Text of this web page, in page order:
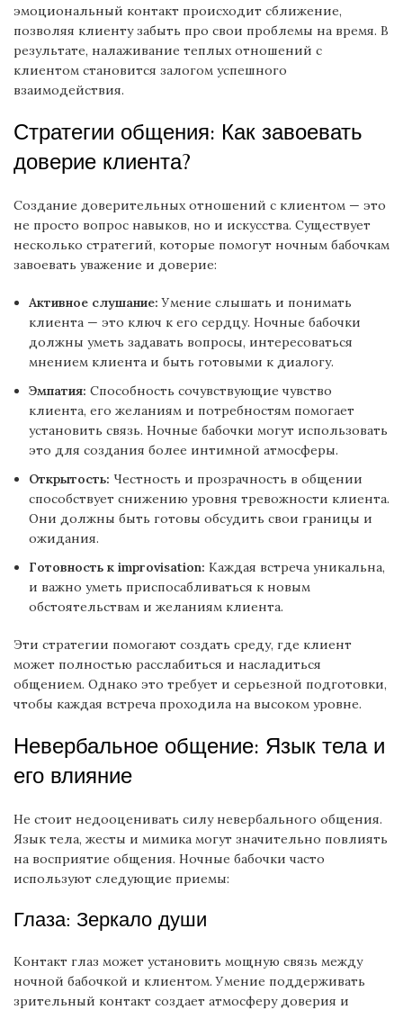
эмоциональный контакт происходит сближение,
позволяя клиенту забыть про свои проблемы на время. В
результате, налаживание теплых отношений с
клиентом становится залогом успешного
взаимодействия.
Стратегии общения: Как завоевать
доверие клиента?
Создание доверительных отношений с клиентом — это
не просто вопрос навыков, но и искусства. Существует
несколько стратегий, которые помогут ночным бабочкам
завоевать уважение и доверие:
Активное слушание: Умение слышать и понимать
клиента — это ключ к его сердцу. Ночные бабочки
должны уметь задавать вопросы, интересоваться
мнением клиента и быть готовыми к диалогу.
Эмпатия: Способность сочувствующие чувство
клиента, его желаниям и потребностям помогает
установить связь. Ночные бабочки могут использовать
это для создания более интимной атмосферы.
Открытость: Честность и прозрачность в общении
способствует снижению уровня тревожности клиента.
Они должны быть готовы обсудить свои границы и
ожидания.
Готовность к improvisation: Каждая встреча уникальна,
и важно уметь приспосабливаться к новым
обстоятельствам и желаниям клиента.
Эти стратегии помогают создать среду, где клиент
может полностью расслабиться и насладиться
общением. Однако это требует и серьезной подготовки,
чтобы каждая встреча проходила на высоком уровне.
Невербальное общение: Язык тела и
его влияние
Не стоит недооценивать силу невербального общения.
Язык тела, жесты и мимика могут значительно повлиять
на восприятие общения. Ночные бабочки часто
используют следующие приемы:
Глаза: Зеркало души
Контакт глаз может установить мощную связь между
ночной бабочкой и клиентом. Умение поддерживать
зрительный контакт создает атмосферу доверия и